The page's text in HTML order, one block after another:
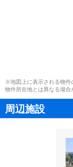
※地図上に表示される物件
物件所在地とは異なる場合
周辺施設